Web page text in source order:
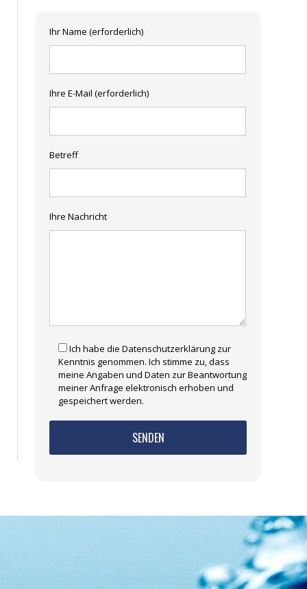
Ihr Name (erforderlich)
Ihre E-Mail (erforderlich)
Betreff
Ihre Nachricht
Ich habe die Datenschutzerklärung zur
Kenntnis genommen. Ich stimme zu, dass
meine Angaben und Daten zur Beantwortung
meiner Anfrage elektronisch erhoben und
gespeichert werden.